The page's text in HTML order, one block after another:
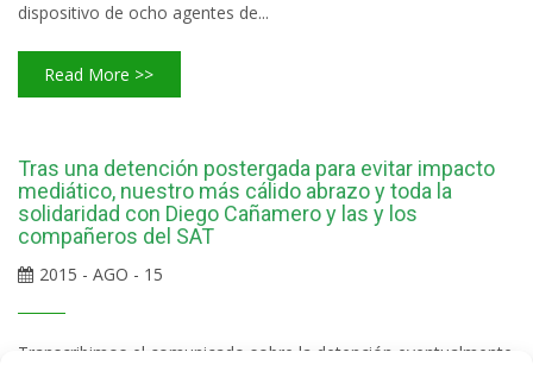
dispositivo de ocho agentes de...
Read More >>
Tras una detención postergada para evitar impacto
mediático, nuestro más cálido abrazo y toda la
solidaridad con Diego Cañamero y las y los
compañeros del SAT
2015 - AGO - 15
Transcribimos el comunicado sobre la detención eventualmente